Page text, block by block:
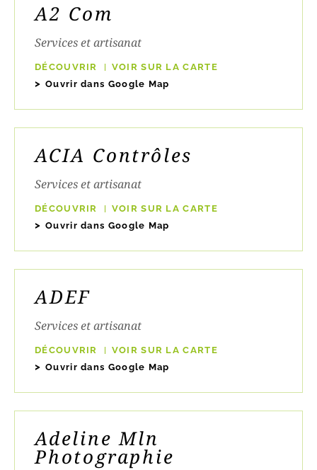
A2 Com
Services et artisanat
DÉCOUVRIR
VOIR SUR LA CARTE
Ouvrir dans Google Map
ACIA Contrôles
Services et artisanat
DÉCOUVRIR
VOIR SUR LA CARTE
Ouvrir dans Google Map
ADEF
Services et artisanat
DÉCOUVRIR
VOIR SUR LA CARTE
Ouvrir dans Google Map
Adeline Mln
Photographie